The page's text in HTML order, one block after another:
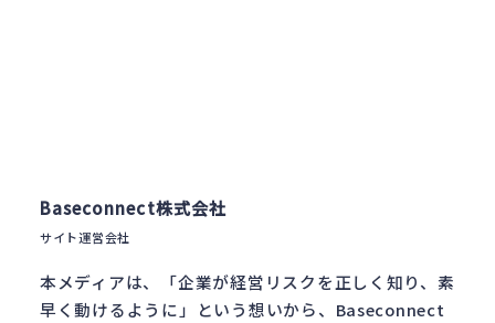
Baseconnect株式会社
サイト運営会社
本メディアは、「企業が経営リスクを正しく知り、素
早く動けるように」という想いから、Baseconnect